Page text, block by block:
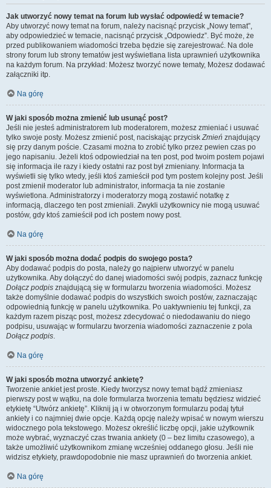
Jak utworzyć nowy temat na forum lub wysłać odpowiedź w temacie?
Aby utworzyć nowy temat na forum, należy nacisnąć przycisk „Nowy temat”,
aby odpowiedzieć w temacie, nacisnąć przycisk „Odpowiedz”. Być może, że
przed publikowaniem wiadomości trzeba będzie się zarejestrować. Na dole
strony forum lub strony tematów jest wyświetlana lista uprawnień użytkownika
na każdym forum. Na przykład: Możesz tworzyć nowe tematy, Możesz dodawać
załączniki itp.
Na górę
W jaki sposób można zmienić lub usunąć post?
Jeśli nie jesteś administratorem lub moderatorem, możesz zmieniać i usuwać
tylko swoje posty. Możesz zmienić post, naciskając przyciskZmień znajdujący
się przy danym poście. Czasami można to zrobić tylko przez pewien czas po
jego napisaniu. Jeżeli ktoś odpowiedział na ten post, pod twoim postem pojawi
się informacja ile razy i kiedy ostatni raz post był zmieniany. Informacja ta
wyświetli się tylko wtedy, jeśli ktoś zamieścił pod tym postem kolejny post. Jeśli
post zmienił moderator lub administrator, informacja ta nie zostanie
wyświetlona. Administratorzy i moderatorzy mogą zostawić notatkę z
informacją, dlaczego ten post zmieniali. Zwykli użytkownicy nie mogą usuwać
postów, gdy ktoś zamieścił pod ich postem nowy post.
Na górę
W jaki sposób można dodać podpis do swojego posta?
Aby dodawać podpis do posta, należy go najpierw utworzyć w panelu
użytkownika. Aby dołączyć do danej wiadomości swój podpis, zaznacz funkcję
Dołącz podpis znajdującą się w formularzu tworzenia wiadomości. Możesz
także domyślnie dodawać podpis do wszystkich swoich postów, zaznaczając
odpowiednią funkcję w panelu użytkownika. Po uaktywnieniu tej funkcji, za
każdym razem pisząc post, możesz zdecydować o niedodawaniu do niego
podpisu, usuwając w formularzu tworzenia wiadomości zaznaczenie z pola
Dołącz podpis.
Na górę
W jaki sposób można utworzyć ankietę?
Tworzenie ankiet jest proste. Kiedy tworzysz nowy temat bądź zmieniasz
pierwszy post w wątku, na dole formularza tworzenia tematu będziesz widzieć
etykietę “Utwórz ankietę”. Kliknij ją i w otworzonym formularzu podaj tytuł
ankiety i co najmniej dwie opcje. Każdą opcję należy wpisać w nowym wierszu
widocznego pola tekstowego. Możesz określić liczbę opcji, jakie użytkownik
może wybrać, wyznaczyć czas trwania ankiety (0 – bez limitu czasowego), a
także umożliwić użytkownikom zmianę wcześniej oddanego głosu. Jeśli nie
widzisz etykiety, prawdopodobnie nie masz uprawnień do tworzenia ankiet.
Na górę